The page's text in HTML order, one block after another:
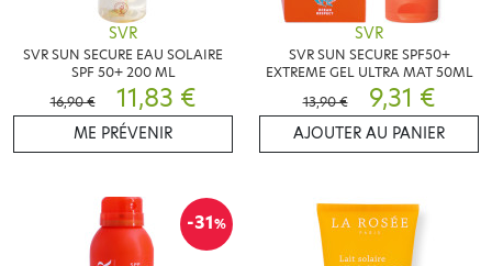
SVR
SVR SUN SECURE EAU SOLAIRE
SPF 50+ 200 ML
16,90 €
11,83 €
ME PRÉVENIR
SVR
SVR SUN SECURE SPF50+
EXTREME GEL ULTRA MAT 50ML
13,90 €
9,31 €
AJOUTER AU PANIER
-31%